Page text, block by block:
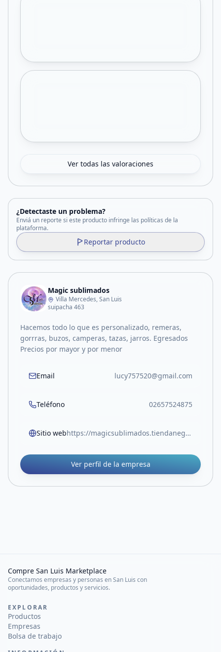
Ver todas las valoraciones
¿Detectaste un problema?
Enviá un reporte si este producto infringe las políticas de la
plataforma.
Reportar producto
Magic sublimados
Villa Mercedes, San Luis
suipacha 463
Hacemos todo lo que es personalizado, remeras,
gorrras, buzos, camperas, tazas, jarros. Egresados
Precios por mayor y por menor
Email lucy757520@gmail.com
Teléfono 02657524875
Sitio web https://magicsublimados.tiendanegocio.com
Ver perfil de la empresa
Compre San Luis Marketplace
Conectamos empresas y personas en San Luis con
oportunidades, productos y servicios.
EXPLORAR
Productos
Empresas
Bolsa de trabajo